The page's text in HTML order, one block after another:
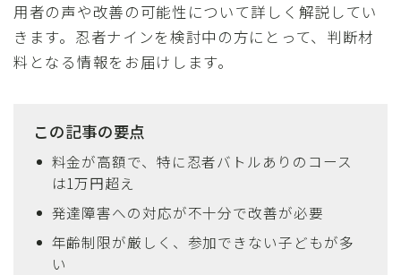
用者の声や改善の可能性について詳しく解説してい
きます。忍者ナインを検討中の方にとって、判断材
料となる情報をお届けします。
この記事の要点
料金が高額で、特に忍者バトルありのコース
は1万円超え
発達障害への対応が不十分で改善が必要
年齢制限が厳しく、参加できない子どもが多
い